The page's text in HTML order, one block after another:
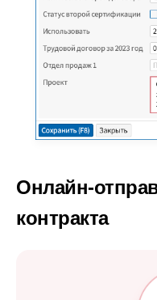
Онлайн-
контракта